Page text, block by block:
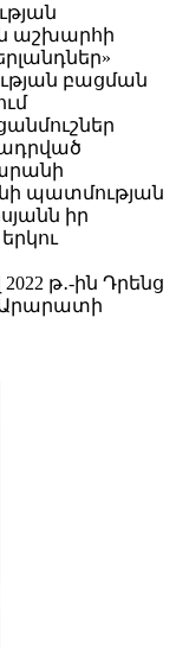
աշխարհի
բացման
պատմության
իր
թ․-ին Դրենց